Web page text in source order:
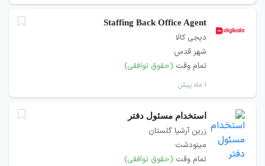
Staffing Back Office Agent
دیجی کالا
شهر قدس
تمام وقت (حقوق توافقی)
۱ ماه پیش
استخدام مسئول دفتر
زرین آرشیا گلستان
مینودشت
تمام وقت (حقوق توافقی)